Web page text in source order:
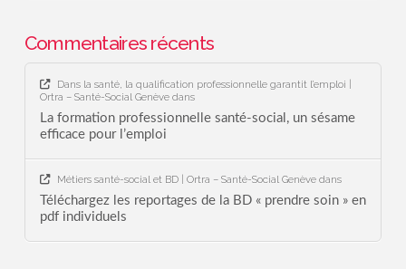
Commentaires récents
Dans la santé, la qualification professionnelle garantit l’emploi |
Ortra – Santé-Social Genèvedans
La formation professionnelle santé-social, un sésame
efficace pour l’emploi
Métiers santé-social et BD | Ortra – Santé-Social Genèvedans
Téléchargez les reportages de la BD « prendre soin » en
pdf individuels